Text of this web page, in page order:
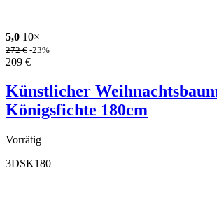
5,0 10×
272€ -23%
209 €
Künstlicher
Königsfichte 180cm
Vorrätig
3DSK180